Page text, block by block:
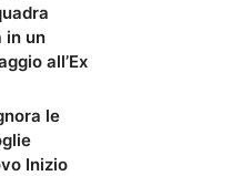
in un
all’Ex
le
Inizio